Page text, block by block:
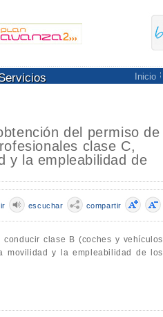
Inicio
del permiso de
clase C,
y la empleabilidad de
compartir
escuchar
clase B (coches y vehículos
movilidad y la empleabilidad de los